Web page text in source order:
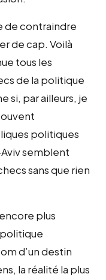
de contraindre
de cap. Voilà
tous les
de la politique
si, par ailleurs, je
politiques
semblent
sans que rien
plus
d’un destin
la réalité la plus